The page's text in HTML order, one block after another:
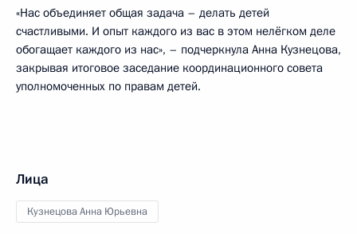
«Нас объединяет общая задача – делать детей
счастливыми. И опыт каждого из вас в этом нелёгком деле
обогащает каждого из нас», – подчеркнула Анна Кузнецова,
закрывая итоговое заседание координационного совета
уполномоченных по правам детей.
Лица
Кузнецова Анна Юрьевна